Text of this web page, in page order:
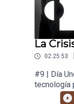
La
02:25:53
#9 | Día
tecnología
y en tu vida.